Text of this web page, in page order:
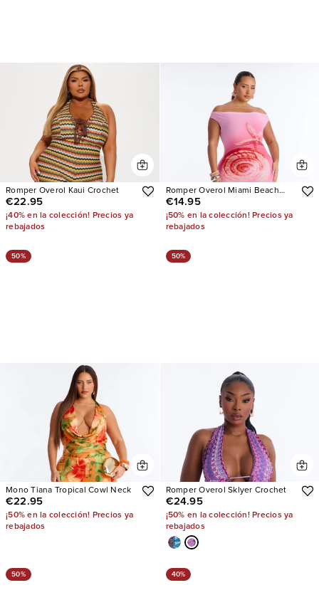
Romper Overol Kaui Crochet
€22.95
¡40% en la colección! Precios ya
rebajados
Romper Overol Miami Beach
Mesh
€14.95
¡50% en la colección! Precios ya
rebajados
50%
Mono Tiana Tropical Cowl Neck
€22.95
¡50% en la colección! Precios ya
rebajados
50%
Romper Overol Sklyer Crochet
€24.95
¡50% en la colección! Precios ya
rebajados
50% 40%